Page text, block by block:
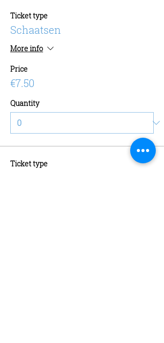
Ticket type
Schaatsen
More info
Price
€7.50
Quantity
Ticket type